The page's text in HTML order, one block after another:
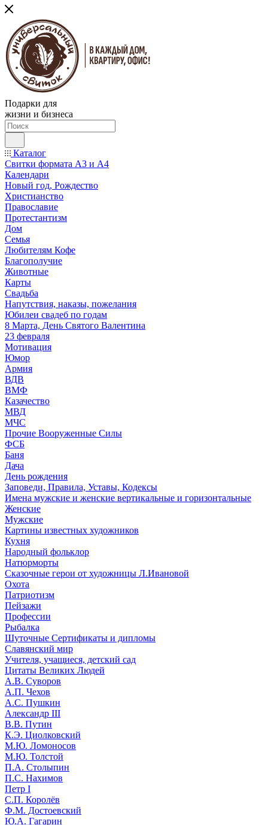
Подарки для
жизни и бизнеса
Каталог
Свитки формата А3 и А4
Календари
Новый год, Рождество
Христианство
Православие
Протестантизм
Дом
Семья
Любителям Кофе
Благополучие
Животные
Карты
Свадьба
Напутствия, наказы, пожелания
Юбилеи свадеб по годам
8 Марта, День Святого Валентина
23 февраля
Мотивация
Юмор
Армия
ВДВ
ВМФ
Казачество
МВД
МЧС
Прочие Вооруженные Силы
ФСБ
Баня
Дача
День рождения
Заповеди, Правила, Уставы, Кодексы
Имена мужские и женские вертикальные и горизонтальные
Женские
Мужские
Картины известных художников
Кухня
Народный фольклор
Натюрморты
Сказочные герои от художницы Л.Ивановой
Охота
Патриотизм
Пейзажи
Профессии
Рыбалка
Шуточные Сертификаты и дипломы
Славянский мир
Учителя, учащиеся, детский сад
Цитаты Великих Людей
А.В. Суворов
А.П. Чехов
А.С. Пушкин
Александр III
В.В. Путин
К.Э. Циолковский
М.Ю. Ломоносов
М.Ю. Толстой
П.А. Столыпин
П.С. Нахимов
Петр I
С.П. Королёв
Ф.М. Достоевский
Ю.А. Гагарин